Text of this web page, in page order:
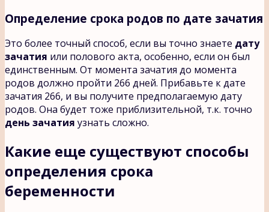
Определение срока родов по дате зачатия
Это более точный способ, если вы точно знаете дату
зачатия или полового акта, особенно, если он был
единственным. От момента зачатия до момента
родов должно пройти 266 дней. Прибавьте к дате
зачатия 266, и вы получите предполагаемую дату
родов. Она будет тоже приблизительной, т.к. точно
день зачатия узнать сложно.
Какие еще существуют способы
определения срока
беременности